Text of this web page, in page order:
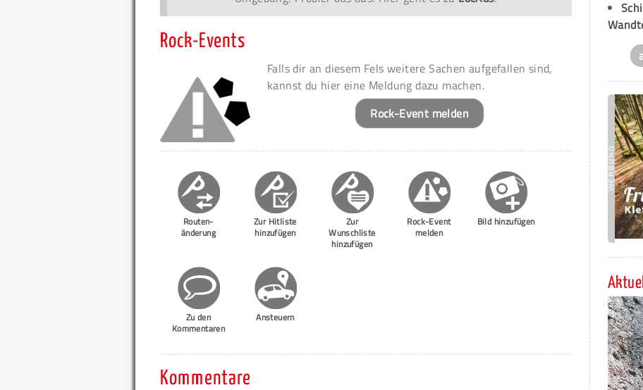
Rock-Events
Falls dir an diesem Fels weitere Sachen aufgefallen sind,
kannst du hier eine Meldung dazu machen.
Rock-Event melden
Routen-
änderung
Zur Hitliste
hinzufügen
Zur
Wunschliste
hinzufügen
Rock-Event
melden
Bild hinzufügen
Zu den
Kommentaren
Ansteuern
Kommentare